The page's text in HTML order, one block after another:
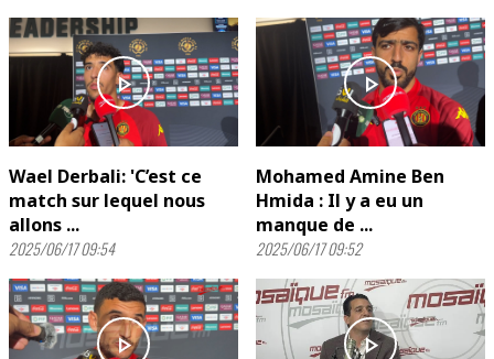
play_arrow
Wael Derbali: 'C’est ce
match sur lequel nous
allons ...
2025/06/17 09:54
play_arrow
Mohamed Amine Ben
Hmida : Il y a eu un
manque de ...
2025/06/17 09:52
play_arrow play_arrow